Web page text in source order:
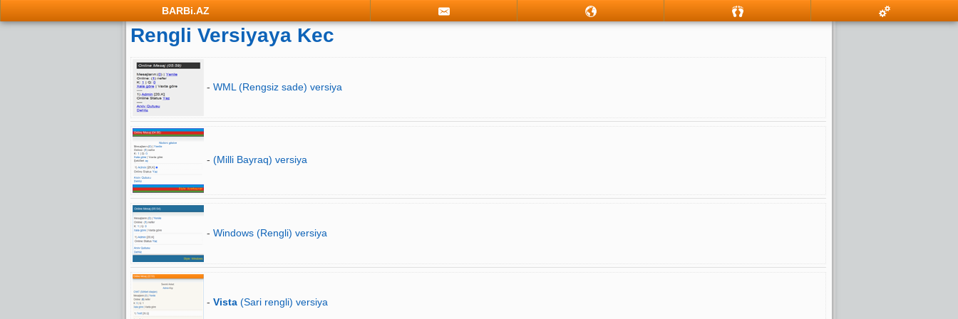
BARBi.AZ
Rengli Versiyaya Kec
- WML (Rengsiz sade) versiya
- (Milli Bayraq) versiya
- Windows (Rengli) versiya
- Vista (Sari rengli) versiya